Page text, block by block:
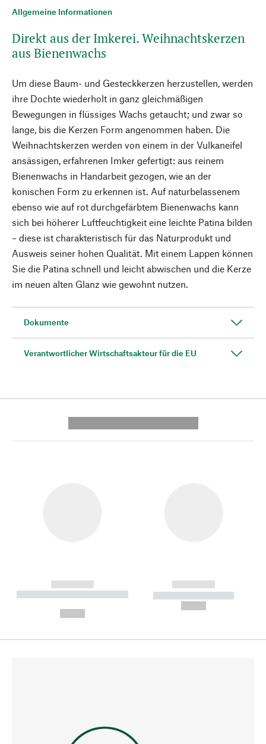
Allgemeine Informationen
Direkt aus der Imkerei. Weihnachtskerzen
aus Bienenwachs
Um diese Baum- und Gesteckkerzen herzustellen, werden
ihre Dochte wiederholt in ganz gleichmäßigen
Bewegungen in flüssiges Wachs getaucht; und zwar so
lange, bis die Kerzen Form angenommen haben. Die
Weihnachtskerzen werden von einem in der Vulkaneifel
ansässigen, erfahrenen Imker gefertigt: aus reinem
Bienenwachs in Handarbeit gezogen, wie an der
konischen Form zu erkennen ist. Auf naturbelassenem
ebenso wie auf rot durchgefärbtem Bienenwachs kann
sich bei höherer Luftfeuchtigkeit eine leichte Patina bilden
– diese ist charakteristisch für das Naturprodukt und
Ausweis seiner hohen Qualität. Mit einem Lappen können
Sie die Patina schnell und leicht abwischen und die Kerze
im neuen alten Glanz wie gewohnt nutzen.
Dokumente
Verantwortlicher Wirtschaftsakteur für die EU
------------
----------- ----------- --------
------------
----------- -----------